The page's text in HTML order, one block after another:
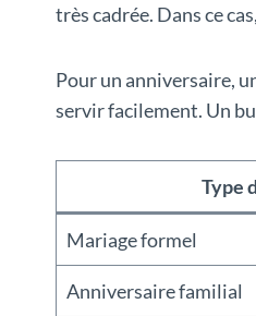
très cadrée. Dans ce
Pour un anniversaire,
servir facilement. Un
Type
Mariage formel
Anniversaire familial